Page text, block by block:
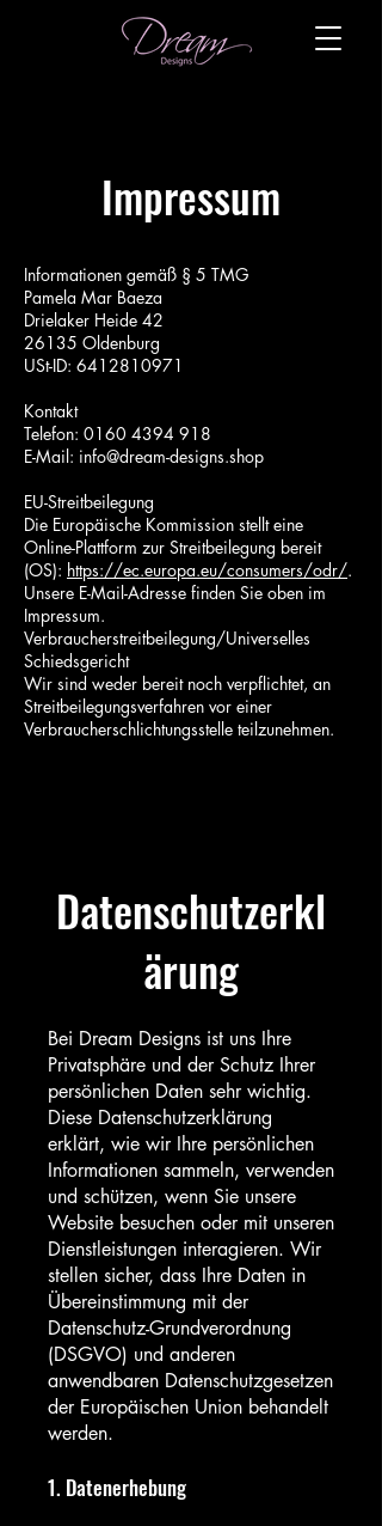
Impressum
Informationen gemäß § 5 TMG
Pamela Mar Baeza
Drielaker Heide 42
26135 Oldenburg
USt-ID: 6412810971
Kontakt
Telefon: ‭0160 4394 918
E-Mail: info@dream-designs.shop
EU-Streitbeilegung
Die Europäische Kommission stellt eine
Online-Plattform zur Streitbeilegung bereit
(OS): https://ec.europa.eu/consumers/odr/.
Unsere E-Mail-Adresse finden Sie oben im
Impressum.
Verbraucherstreitbeilegung/Universelles
Schiedsgericht
Wir sind weder bereit noch verpflichtet, an
Streitbeilegungsverfahren vor einer
Verbraucherschlichtungsstelle teilzunehmen.
Datenschutzerkl
ärung
Bei Dream Designs ist uns Ihre
Privatsphäre und der Schutz Ihrer
persönlichen Daten sehr wichtig.
Diese Datenschutzerklärung
erklärt, wie wir Ihre persönlichen
Informationen sammeln, verwenden
und schützen, wenn Sie unsere
Website besuchen oder mit unseren
Dienstleistungen interagieren. Wir
stellen sicher, dass Ihre Daten in
Übereinstimmung mit der
Datenschutz-Grundverordnung
(DSGVO) und anderen
anwendbaren Datenschutzgesetzen
der Europäischen Union behandelt
werden.
1. Datenerhebung